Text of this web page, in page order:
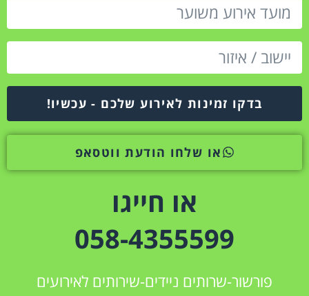
בדקו זמינות לאירוע שלכם - עכשיו!
או שלחו הודעת ווטסאפ
או חייגו
058-4355599
פורשור-שרותים ניידים-שירותים לאירועים